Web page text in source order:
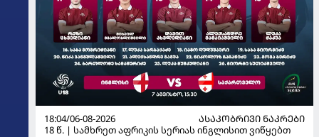
18:04/06-08-2026
ᲐᲡᲐᲙᲝᲑᲠᲘᲕᲘ ᲜᲐᲙᲠᲔᲑᲘ
18 წ. | სამხრეთ აფრიკის სერიას ინგლისით ვიწყებთ